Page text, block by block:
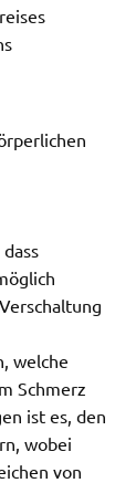
welche
Schmerz
ist es, den
wobei
von